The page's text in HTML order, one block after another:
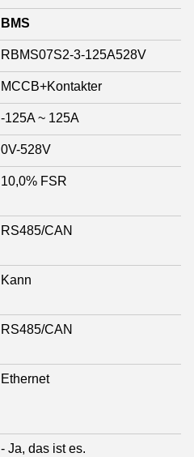
BMS
RBMS07S2-3-125A528V
MCCB+Kontakter
-125A ~ 125A
0V-528V
10,0% FSR
RS485/CAN
Kann
RS485/CAN
Ethernet
- Ja, das ist es.